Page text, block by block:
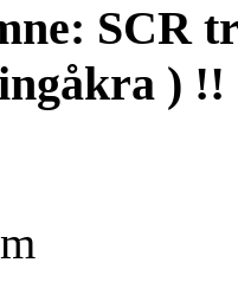
SCR
) !!